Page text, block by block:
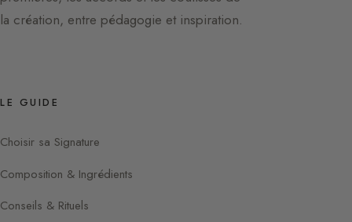
la création, entre pédagogie et inspiration.
LE GUIDE
Choisir sa Signature
Composition & Ingrédients
Conseils & Rituels